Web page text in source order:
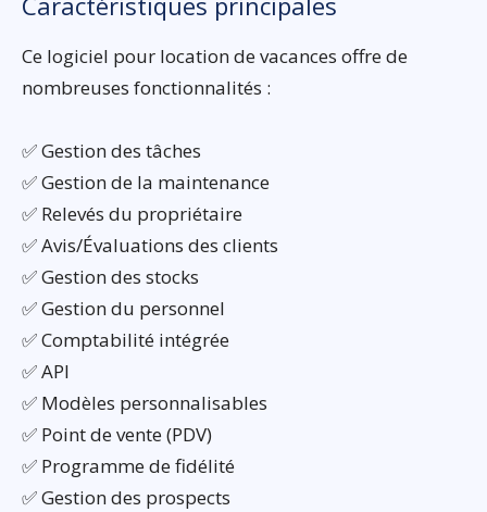
Ce logiciel pour location de vacances offre de
nombreuses fonctionnalités :
✅ Gestion des tâches
✅ Gestion de la maintenance
✅ Relevés du propriétaire
✅ Avis/Évaluations des clients
✅ Gestion des stocks
✅ Gestion du personnel
✅ Comptabilité intégrée
✅ API
✅ Modèles personnalisables
✅ Point de vente (PDV)
✅ Programme de fidélité
✅ Gestion des prospects